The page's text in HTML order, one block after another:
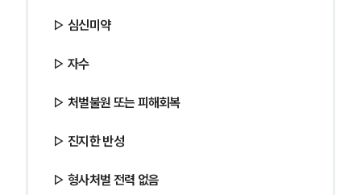
형사 주요 업무사례
사례분석/최신동향
형사 법률정보
▷ 심신미약
▷ 자수
▷ 처벌불원 또는 피해회복
▷ 진지한 반성
▷ 형사처벌 전력 없음